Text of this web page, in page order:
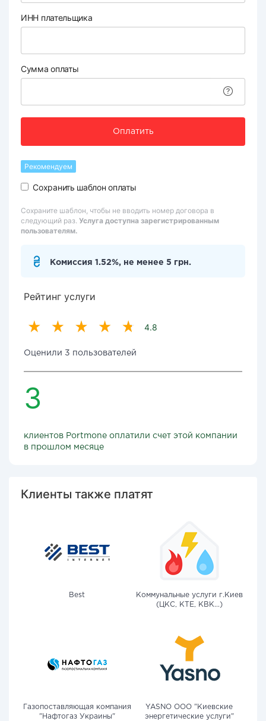
ИНН плательщика
Сумма оплаты
Оплатить
Рекомендуем
Сохранить шаблон оплаты
Сохраните шаблон, чтобы не вводить номер договора в
следующий раз. Услуга доступна зарегистрированным
пользователям.
Комиссия 1.52%, не менее 5 грн.
Рейтинг услуги
4.8
Оценили 3 пользователей
3
клиентов Portmone оплатили счет этой компании
в прошлом месяце
Клиенты также платят
Best
Коммунальные услуги г.Киев
(ЦКС, КТЕ, КВК...)
Газопоставляющая компания
"Нафтогаз Украины"
YASNO OOO "Киевские
энергетические услуги"